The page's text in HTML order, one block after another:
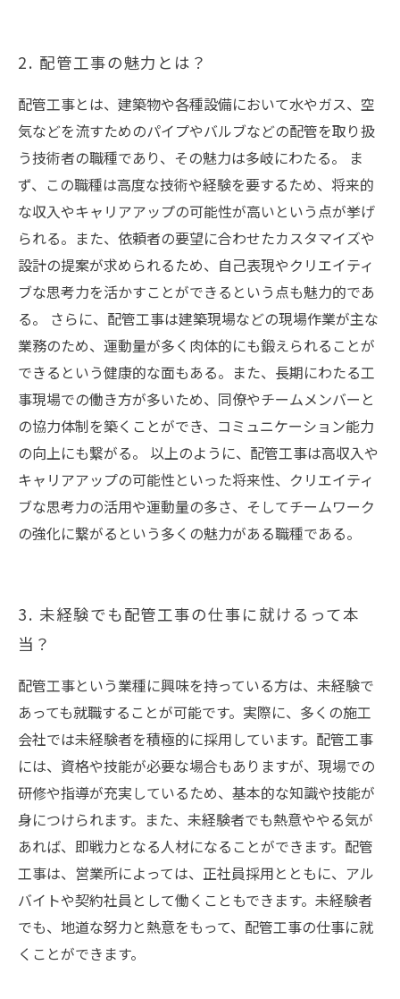
2. 配管工事の魅力とは？
配管工事とは、建築物や各種設備において水やガス、空
気などを流すためのパイプやバルブなどの配管を取り扱
う技術者の職種であり、その魅力は多岐にわたる。 ま
ず、この職種は高度な技術や経験を要するため、将来的
な収入やキャリアアップの可能性が高いという点が挙げ
られる。また、依頼者の要望に合わせたカスタマイズや
設計の提案が求められるため、自己表現やクリエイティ
ブな思考力を活かすことができるという点も魅力的であ
る。 さらに、配管工事は建築現場などの現場作業が主な
業務のため、運動量が多く肉体的にも鍛えられることが
できるという健康的な面もある。また、長期にわたる工
事現場での働き方が多いため、同僚やチームメンバーと
の協力体制を築くことができ、コミュニケーション能力
の向上にも繋がる。 以上のように、配管工事は高収入や
キャリアアップの可能性といった将来性、クリエイティ
ブな思考力の活用や運動量の多さ、そしてチームワーク
の強化に繋がるという多くの魅力がある職種である。
3. 未経験でも配管工事の仕事に就けるって本
当？
配管工事という業種に興味を持っている方は、未経験で
あっても就職することが可能です。実際に、多くの施工
会社では未経験者を積極的に採用しています。配管工事
には、資格や技能が必要な場合もありますが、現場での
研修や指導が充実しているため、基本的な知識や技能が
身につけられます。また、未経験者でも熱意ややる気が
あれば、即戦力となる人材になることができます。配管
工事は、営業所によっては、正社員採用とともに、アル
バイトや契約社員として働くこともできます。未経験者
でも、地道な努力と熱意をもって、配管工事の仕事に就
くことができます。